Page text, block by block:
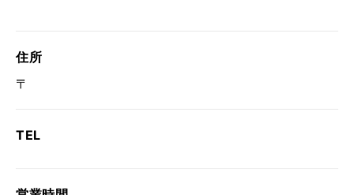
住所
〒
TEL